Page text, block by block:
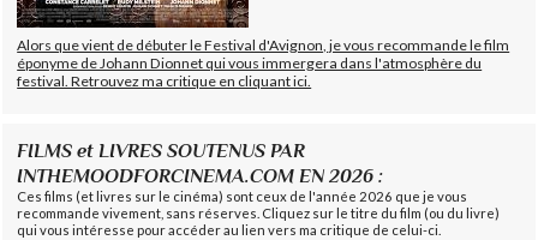
Alors que vient de débuter le Festival d'Avignon, je vous recommande le film
éponyme de Johann Dionnet qui vous immergera dans l'atmosphère du
festival. Retrouvez ma critique en cliquant ici.
FILMS et LIVRES SOUTENUS PAR
INTHEMOODFORCINEMA.COM EN 2026 :
Ces films (et livres sur le cinéma) sont ceux de l'année 2026 que je vous
recommande vivement, sans réserves. Cliquez sur le titre du film (ou du livre)
qui vous intéresse pour accéder au lien vers ma critique de celui-ci.